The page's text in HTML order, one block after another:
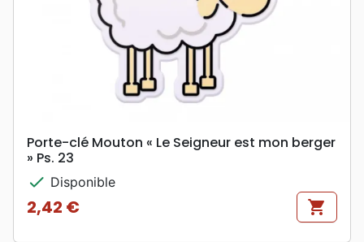
Porte-clé Mouton « Le Seigneur est mon berger
» Ps. 23
check Disponible
Prix
2,42 € shopping_cart